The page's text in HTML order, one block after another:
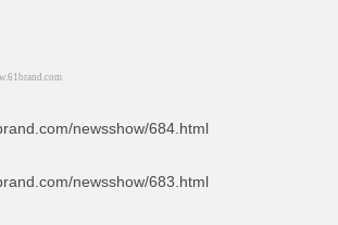
newsshow/684.html
newsshow/683.html